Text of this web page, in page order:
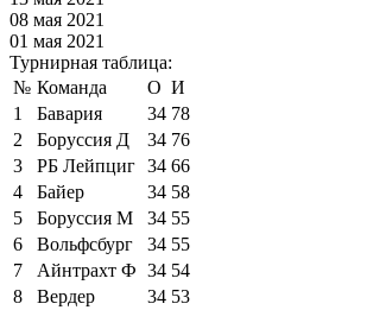
08 мая 2021
01 мая 2021
Турнирная таблица:
№ Команда О И
1
Бавария 34 78
2
Боруссия Д 34 76
3
РБ Лейпциг 34 66
4
Байер 34 58
5
Боруссия М 34 55
6
Вольфсбург 34 55
7
Айнтрахт Ф 34 54
8
Вердер 34 53